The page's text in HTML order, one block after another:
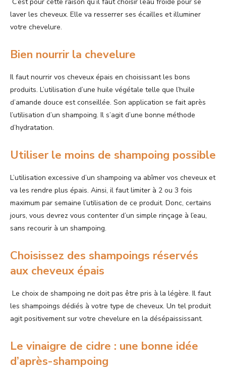
laver les cheveux. Elle va resserrer ses écailles et illuminer
votre chevelure.
Bien nourrir la chevelure
Il faut nourrir vos cheveux épais en choisissant les bons
produits. L’utilisation d’une huile végétale telle que l’huile
d’amande douce est conseillée. Son application se fait après
l’utilisation d’un shampoing. Il s’agit d’une bonne méthode
d’hydratation.
Utiliser le moins de shampoing possible
L’utilisation excessive d’un shampoing va abîmer vos cheveux et
va les rendre plus épais. Ainsi, il faut limiter à 2 ou 3 fois
maximum par semaine l’utilisation de ce produit. Donc, certains
jours, vous devrez vous contenter d’un simple rinçage à l’eau,
sans recourir à un shampoing.
Choisissez des shampoings réservés
aux cheveux épais
Le choix de shampoing ne doit pas être pris à la légère. Il faut
les shampoings dédiés à votre type de cheveux. Un tel produit
agit positivement sur votre chevelure en la désépaississant.
Le vinaigre de cidre : une bonne idée
d’après-shampoing